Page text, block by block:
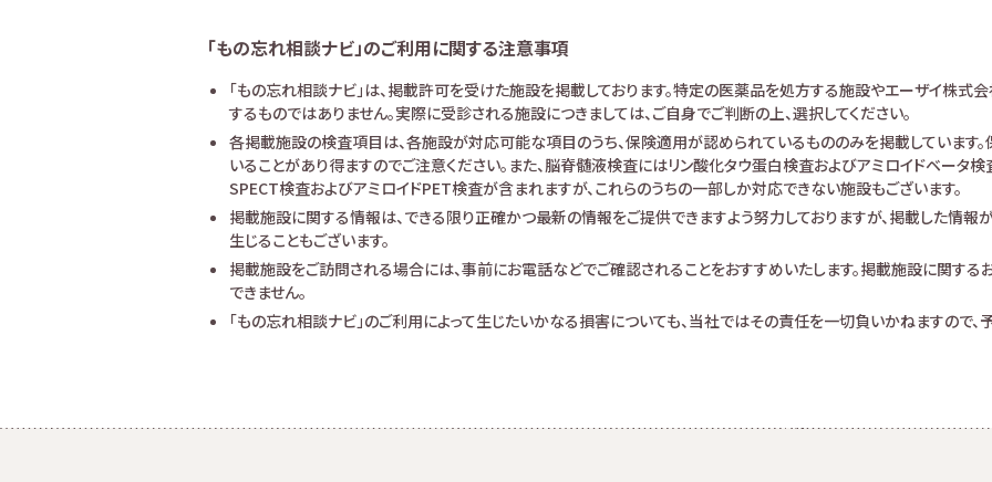
「もの忘れ相談ナビ」のご利用に関する注意事項
「もの忘れ相談ナビ」は、掲載許可を受けた施設を掲載しております。特定の医薬品を処方する施設やエーザイ株式会
するものではありません。実際に受診される施設につきましては、ご自身でご判断の上、選択してください。
各掲載施設の検査項目は、各施設が対応可能な項目のうち、保険適用が認められているもののみを掲載しています
いることがあり得ますのでご注意ください。また、脳脊髄液検査にはリン酸化タウ蛋白検査およびアミロイドベータ検
SPECT検査およびアミロイドPET検査が含まれますが、これらのうちの一部しか対応できない施設もございます。
掲載施設に関する情報は、できる限り正確かつ最新の情報をご提供できますよう努力しておりますが、掲載した情
生じることもございます。
掲載施設をご訪問される場合には、事前にお電話などでご確認されることをおすすめいたします。掲載施設に関する
できません。
「もの忘れ相談ナビ」のご利用によって生じたいかなる損害についても、当社ではその責任を一切負いかねますので、